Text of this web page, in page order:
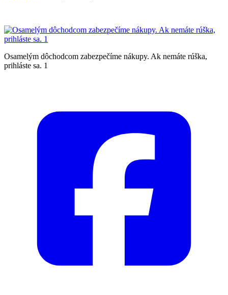
Osamelým dôchodcom zabezpečíme nákupy. Ak nemáte rúška,
prihláste sa. 1